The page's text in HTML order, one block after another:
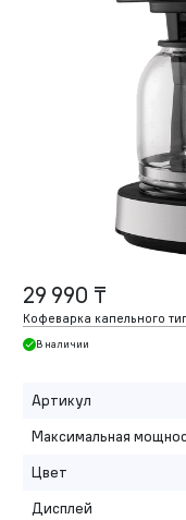
29 990 ₸
Кофеварка капельного
В наличии
Артикул
Максимальная
Цвет
Дисплей